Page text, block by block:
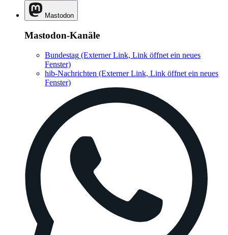
Mastodon
Mastodon-Kanäle
Bundestag (Externer Link, Link öffnet ein neues
Fenster)
hib-Nachrichten (Externer Link, Link öffnet ein neues
Fenster)